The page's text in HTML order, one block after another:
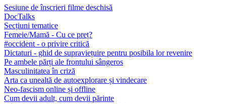
Sesiune de înscrieri filme deschisă
DocTalks
Secțiuni tematice
Femeie/Mamă - Cu ce preț?
#occident - o privire critică
Dictaturi - ghid de supraviețuire pentru posibila lor revenire
Pe ambele părți ale frontului sângeros
Masculinitatea în criză
Arta ca unealtă de autoexplorare și vindecare
Neo-fascism online și offline
Cum devii adult, cum devii părinte